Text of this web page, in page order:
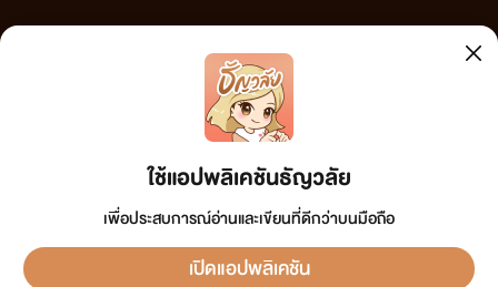
ใช้แอปพลิเคชันธัญวลัย
เพื่อประสบการณ์อ่านและเขียนที่ดีกว่าบนมือถือ
เปิดแอปพลิเคชัน
เว็บไซต์แห่งนี้ไม่ได้เห็นด้วยและไม่ขอรับผิดชอบต่อข้อความใดๆ ทั้งสิ้น ดังนั้นผู้อ่านทุกท่านโปรดใช้
วิจารณญาณในการกลั่นกรองด้วยตนเอง และหากท่านพบข้อความใดๆ ที่ขัดต่อกฎหมายและศีลธรรม
กรุณาแจ้งมาที่ tunwalai@ookbee.com เพื่อทีมงานจะได้ดำเนินการในทันที ทั้งนี้ ทางเว็บไซต์ขอสงวน
ลิขสิทธิ์ตามพระราชบัญญัติลิขสิทธิ์ (ฉบับเพิ่มเติม) พ.ศ.2558